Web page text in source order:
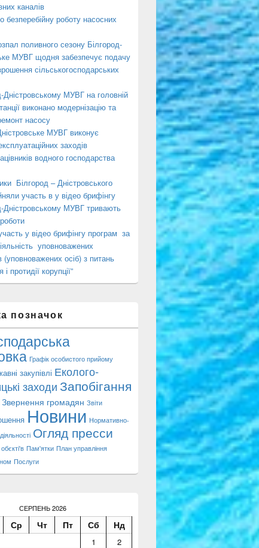
каналів
безперебійну роботу насосних
поливного сезону Білгород-
МУВГ щодня забезпечує подачу
сільськогосподарських
Дністровському МУВГ на головній
виконано модернізацію та
насосу
МУВГ виконує
заходів
водного господарства
Білгород – Дністровського
участь в у відео брифінгу
Дністровському МУВГ тривають
у відео брифінгу програм за
уповноважених
(уповноважених осіб) з питань
і протидії корупції”
позначок
Графік особистого прийому
закупівлі Еколого-
заходи Запобігання
Звернення громадян Звіти
Новини Нормативно-
Огляд пресси
Пам'ятки План управління
Послуги
СЕРПЕНЬ 2026
Ср Чт Пт Сб Нд
1
2